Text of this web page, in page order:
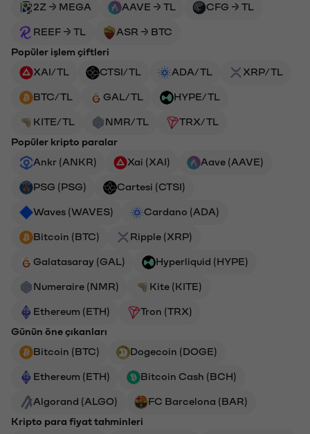
2Z → MEGA AAVE → TL CFG → TL
REEF → TL
ASR → BTC
Popüler işlem çiftleri
XAI/TL
CTSI/TL ADA/TL XRP/TL
BTC/TL GAL/TL HYPE/TL
KITE/TL NMR/TL
TRX/TL
Popüler kripto paralar
Ankr (ANKR)
Xai (XAI) Aave (AAVE)
PSG (PSG) Cartesi (CTSI)
Waves (WAVES) Cardano (ADA)
Bitcoin (BTC) Ripple (XRP)
Galatasaray (GAL) Hyperliquid (HYPE)
Numeraire (NMR) Kite (KITE)
Ethereum (ETH)
Tron (TRX)
Günün öne çıkanları
Bitcoin (BTC)
Dogecoin (DOGE)
Ethereum (ETH) Bitcoin Cash (BCH)
Algorand (ALGO)
FC Barcelona (BAR)
Kripto para fiyat tahminleri